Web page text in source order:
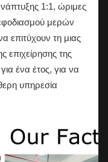
1:1, ώριμες
μερών
επιτύχουν τη μιας
της
ένα έτος, για να
υπηρεσία